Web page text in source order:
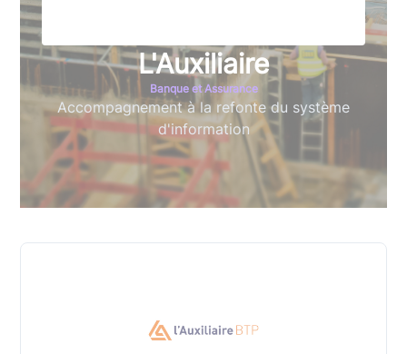
L'Auxiliaire
Banque et Assurance
Accompagnement à la refonte du système
d'information